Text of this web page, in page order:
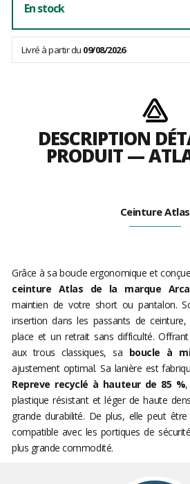
En stock
Livré à partir du 09/08/2026
DESCRIPTION
PRODUIT —
Ceinture Atlas
Grâce à sa boucle ergonomique et
ceinture Atlas de la marque
maintien de votre short ou pantalon.
insertion dans les passants de
place et un retrait sans difficulté.
aux trous classiques, sa boucle à
ajustement optimal. Sa lanière est
Repreve recyclé à hauteur de 85 %
plastique résistant et léger de haute
grande durabilité. De plus, elle peut
compatible avec les portiques de
plus grande commodité.